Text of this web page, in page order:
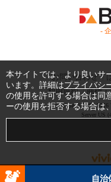
-
お問い合わせ
利用規約
商標
Copyright © 1999-2026
Server US
自治
本サイトでは、より良いサ
います。詳細はプライバシ
の使用を許可する場合は同
ーの使用を拒否する場合は